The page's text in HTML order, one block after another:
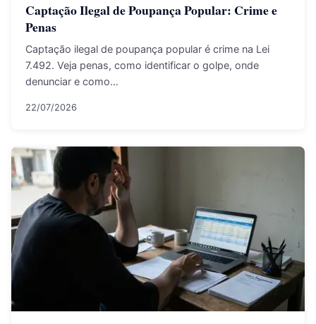
Captação Ilegal de Poupança Popular: Crime e
Penas
Captação ilegal de poupança popular é crime na Lei
7.492. Veja penas, como identificar o golpe, onde
denunciar e como…
22/07/2026